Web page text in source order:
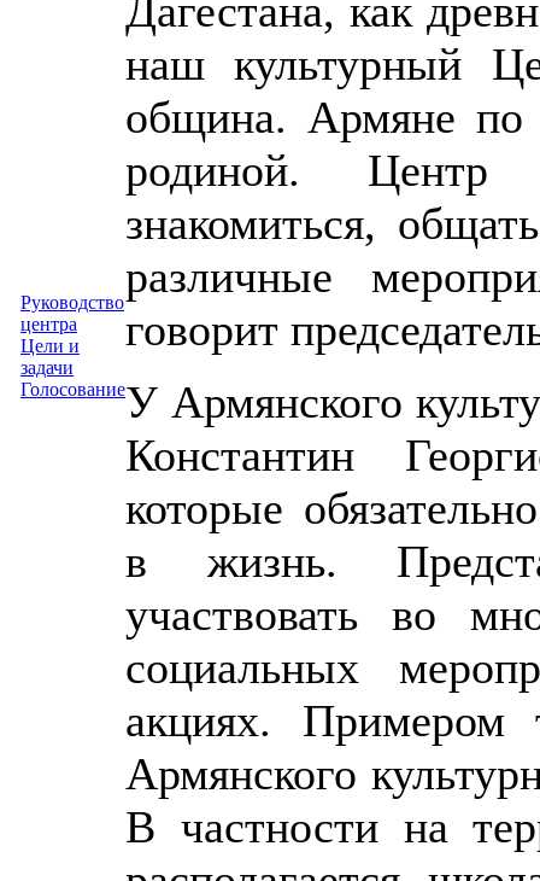
Руководство
центра
Цели и
задачи
Голосование
Дагестана, как
наш культурный
община. Армяне по
родиной. Центр
знакомиться,
различные
говорит
У Армянского
Константин
которые
в жизнь.
участвовать во
социальных
акциях. Примером
Армянского
В частности на